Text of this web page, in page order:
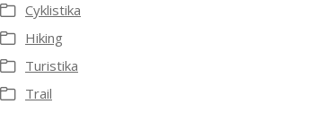
Cyklistika
Hiking
Turistika
Trail